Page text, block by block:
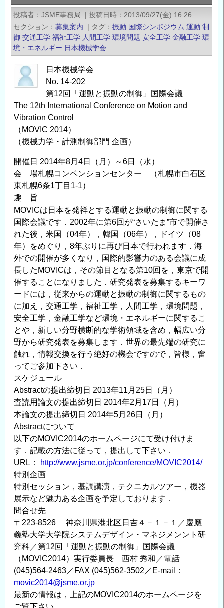
度
環
境
研
究
総
合
進
費
研
究
成
発
表
会
の
開
催
に
つ
い
て
(お
知
ら
せ)
の
投稿者 JSME事務局 | 投稿日時
2013/09/27(金) 16:26
セクション
募集案内 | タグ 振動 国際シンポジウム 運動 制
御 交通工学 福祉工学 人間工学 環境問題 安全工学 金融工学 環
境・エネルギー 日本機械学会
日本機械学会
No. 14-202
第12回「運動と振動の制御」国際会議
The 12th International Conference on Motion and
Vibration Control
（MOVIC 2014）
（機械力学・計測制御部門 企画）
開催日 2014年8月4日（月）～6日（水）
会 場札幌コンベンションセンター （札幌市白石区
東札幌6条1丁目1-1）
趣 旨
MOVICは日本を発祥とする運動と振動の制御に関する
国際会議です．2002年に第6回が“さいたま”市で開催さ
れた後，米国（04年），韓国（06年），ドイツ（08
年）をめぐり，8年ぶりに再び日本で行われます．海
外での開催が多くなり，国際的影響力のある会議に成
長したMOVICは，その節目となる第10回を，東京で開
催することになりました．研究発表を募集するキーワ
ードには，従来からの運動と振動の制御に関するもの
に加え，交通工学，福祉工学，人間工学，環境問題，
安全工学，金融工学など環境・エネルギーに関するこ
とや，新しい分野横断的な学術領域を含め，幅広い分
野から研究発表を募集します．世界の最先端の研究に
触れ，情報交換を行う絶好の機会ですので，皆様，奮
ってご参加下さい．
スケジュール
Abstractの提出締切日 2013年11月25日（月）
査読用論文の提出締切日 2014年2月17日（月）
本論文の提出締切日 2014年5月26日（月）
Abstractについて
以下のMOVIC2014のホームページにて受け付けま
す．記載の方法に従って，提出して下さい．
URL：
http://www.jsme.or.jp/conference/MOVIC2014/
特別企画
特別セッション，基調講演，テクニカルツアー，機器
展示など魅力ある企画を予定しております．
問合せ先
〒223-8526 神奈川県港北区日吉４－１－１／慶應
義塾大学大学院システムデザイン・マネジメンント研
究科／第12回「運動と振動の制御」国際会議
（MOVIC2014）実行委員長 西村 秀和／電話
(045)564-2463／FAX (045)562-3502／E-mail：
movic2014@jsme.or.jp
最新の情報は，上記のMOVIC2014のホームページを